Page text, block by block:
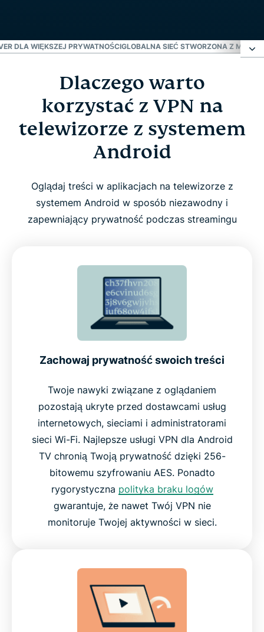
DLA WIĘKSZEJ PRYWATNOŚCIGLOBALNA SIEĆ STWORZONA Z MYŚLĄ
Dlaczego warto korzystać z VPN na telewizorze z
systemem Android
Jak skonfigurować ExpressVPN na Android TV w
trzech prostych krokach
Na co zwrócić uwagę przy wyborze VPN dla
Android TV
Technologia TrustedServer dla większej
Globalna sieć stworzona z myślą o szybkości i
niezawodności
oraz innych
Dlaczego warto wybrać ExpressVPN zamiast
innych usług VPN
Co ludzie mówią o ExpressVPN
Często zadawane pytania
TV bez ryzyka
Dlaczego warto
korzystać z VPN na
telewizorze z systemem
Android
Oglądaj treści w aplikacjach na telewizorze z
systemem Android w sposób niezawodny i
zapewniający prywatność podczas streamingu
Zachowaj prywatność swoich treści
Twoje nawyki związane z oglądaniem
pozostają ukryte przed dostawcami usług
internetowych, sieciami i administratorami
sieci Wi-Fi. Najlepsze usługi VPN dla Android
TV chronią Twoją prywatność dzięki 256-
bitowemu szyfrowaniu AES. Ponadto
rygorystyczna polityka braku logów
gwarantuje, że nawet Twój VPN nie
monitoruje Twojej aktywności w sieci.